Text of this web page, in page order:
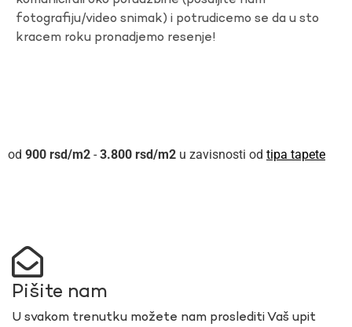
fotografiju/video snimak) i potrudicemo se da u sto
kracem roku pronadjemo resenje!
900 rsd - 3.800 rsd u zavisnosti od tipa tapete
Pišite nam
U svakom trenutku možete nam proslediti Vaš upit